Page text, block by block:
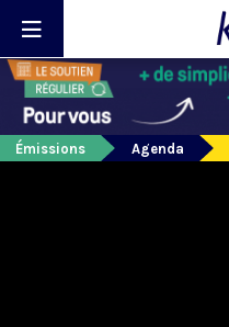
Émissions Agenda